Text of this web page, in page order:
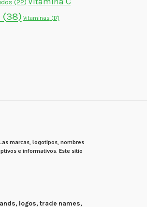
(22)
(38) Vitaminas (17)
marcas, logotipos, nombres
e informativos. Este sitio
logos, trade names,